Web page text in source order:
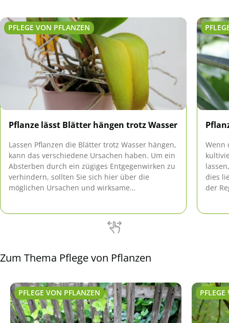
PFLEGE VON PFLANZEN
Pflanze lässt Blätter hängen trotz Wasser
Lassen Pflanzen die Blätter trotz Wasser hängen,
kann das verschiedene Ursachen haben. Um ein
Absterben durch ein zügiges Entgegenwirken zu
verhindern, sollten Sie sich hier über die
möglichen Ursachen und wirksame
Wenn
dies
der
Zum Thema Pflege von Pflanzen
PFLEGE VON PFLANZEN